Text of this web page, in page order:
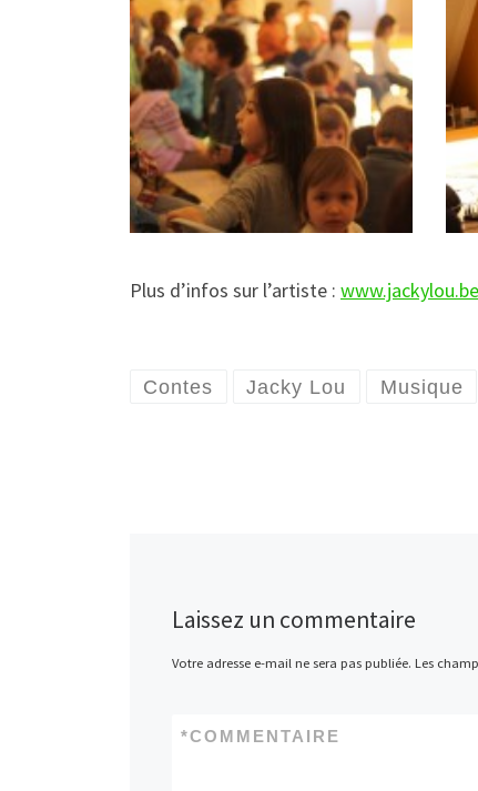
Plus d’infos sur l’artiste : www.jackylou.be
Contes Jacky Lou Musique
Laissez un commentaire
Votre adresse e-mail ne sera pas publiée. Les
COMMENTAIRE
*